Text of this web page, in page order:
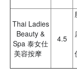
Thai Ladies
Beauty &
Spa 泰女仕
美容按摩
4.5